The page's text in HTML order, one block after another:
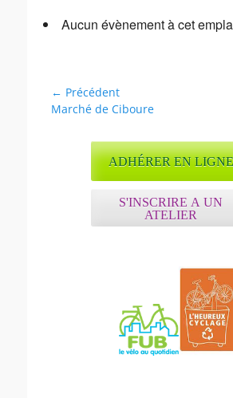
Aucun évènement à cet
Navigation
de
← Précédent
Article
Marché de Ciboure
ADHÉRER EN LIGNE
S'INSCRIRE A UN
ATELIER